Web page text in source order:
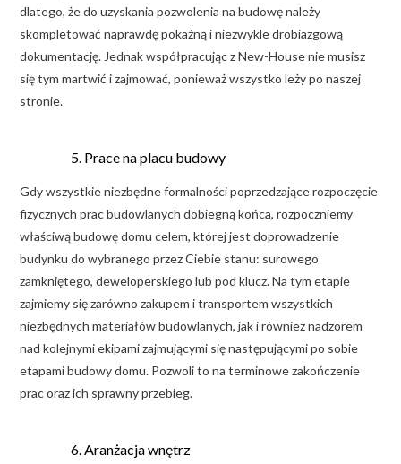
dlatego, że do uzyskania pozwolenia na budowę należy
skompletować naprawdę pokaźną i niezwykle drobiazgową
dokumentację. Jednak współpracując z New-House nie musisz
się tym martwić i zajmować, ponieważ wszystko leży po naszej
stronie.
Prace na placu budowy
Gdy wszystkie niezbędne formalności poprzedzające rozpoczęcie
fizycznych prac budowlanych dobiegną końca, rozpoczniemy
właściwą budowę domu celem, której jest doprowadzenie
budynku do wybranego przez Ciebie stanu: surowego
zamkniętego, deweloperskiego lub pod klucz. Na tym etapie
zajmiemy się zarówno zakupem i transportem wszystkich
niezbędnych materiałów budowlanych, jak i również nadzorem
nad kolejnymi ekipami zajmującymi się następującymi po sobie
etapami budowy domu. Pozwoli to na terminowe zakończenie
prac oraz ich sprawny przebieg.
Aranżacja wnętrz